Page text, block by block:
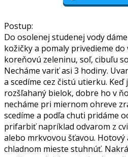
Postup:
Do osolenej studenej vody dáme
kožičky a pomaly privedieme
koreňovú zeleninu, soľ, cibuľu
Necháme variť asi 3 hodiny.
a scedíme cez čistú utierku. Keď
rozšľahaný bielok, dobre ho v
necháme pri miernom ohreve
scedíme a podľa chuti pridáme
prifarbiť napríklad odvarom z
alebo mrkvovou šťavou. Hotový
chladnom mieste stuhnúť.